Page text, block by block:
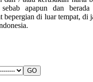
apapun dan
bepergian di luar tempat, di